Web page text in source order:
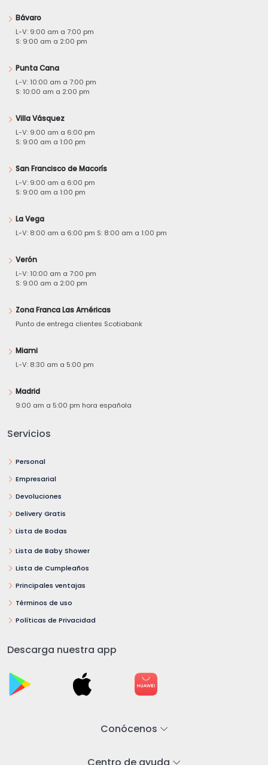
Bávaro
L-V: 9:00 am a 7:00 pm
S: 9:00 am a 2:00 pm
Punta Cana
L-V: 10:00 am a 7:00 pm
S: 10:00 am a 2:00 pm
Villa Vásquez
L-V: 9:00 am a 6:00 pm
S: 9:00 am a 1:00 pm
San Francisco de Macorís
L-V: 9:00 am a 6:00 pm
S: 9:00 am a 1:00 pm
La Vega
L-V: 8:00 am a 6:00 pm S: 8:00 am a 1:00 pm
Verón
L-V: 10:00 am a 7:00 pm
S: 9:00 am a 2:00 pm
Zona Franca Las Américas
Punto de entrega clientes Scotiabank
Miami
L-V: 8:30 am a 5:00 pm
Madrid
9:00 am a 5:00 pm hora española
Servicios
Personal
Empresarial
Devoluciones
Delivery Gratis
Lista de Bodas
Lista de Baby Shower
Lista de Cumpleaños
Principales ventajas
Términos de uso
Políticas de Privacidad
Descarga nuestra app
Conócenos